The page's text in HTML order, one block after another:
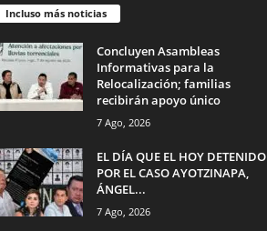
Incluso más noticias
Concluyen Asambleas
Informativas para la
Relocalización; familias
recibirán apoyo único
7 Ago, 2026
EL DÍA QUE EL HOY DETENIDO
POR EL CASO AYOTZINAPA,
ÁNGEL...
7 Ago, 2026